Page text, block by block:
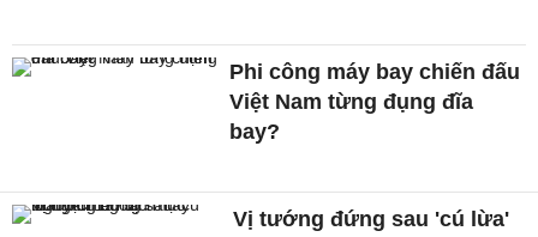
Phi công máy bay chiến đấu
Việt Nam từng đụng đĩa
bay?
Vị tướng đứng sau 'cú lừa'